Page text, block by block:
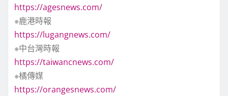
https://agesnews.com/
※鹿港時報
https://lugangnews.com/
※中台灣時報
https://taiwancnews.com/
※橘傳媒
https://orangesnews.com/